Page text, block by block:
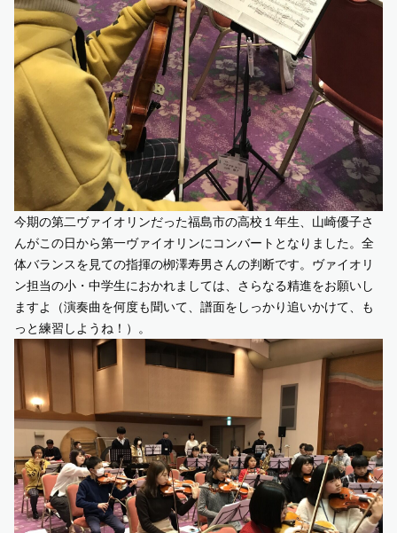
今期の第二ヴァイオリンだった福島市の高校１年生、山崎優子さ
んがこの日から第一ヴァイオリンにコンバートとなりました。全
体バランスを見ての指揮の栁澤寿男さんの判断です。ヴァイオリ
ン担当の小・中学生におかれましては、さらなる精進をお願いし
ますよ（演奏曲を何度も聞いて、譜面をしっかり追いかけて、も
っと練習しようね！）。